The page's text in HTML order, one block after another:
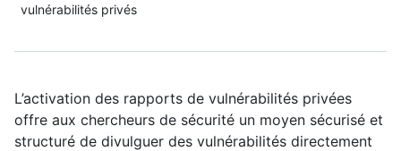
vulnérabilités privés
L’activation des rapports de vulnérabilités privées
offre aux chercheurs de sécurité un moyen sécurisé et
structuré de divulguer des vulnérabilités directement